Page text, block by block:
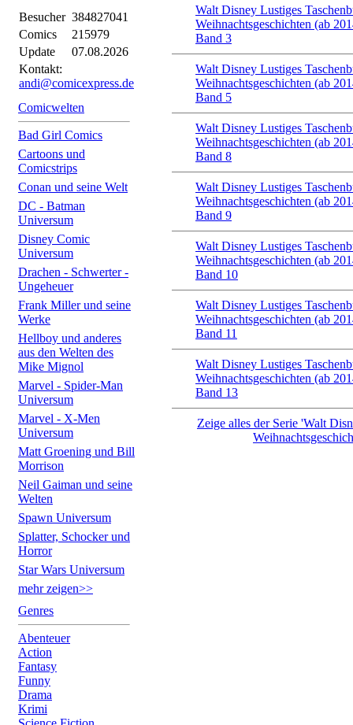
Besucher 384827041
Comics
215979
Update
07.08.2026
Kontakt:
andi@comicexpress.de
Comicwelten
Bad Girl Comics
Cartoons und
Comicstrips
Conan und seine Welt
DC - Batman
Universum
Disney Comic
Universum
Drachen - Schwerter -
Ungeheuer
Frank Miller und seine
Werke
Hellboy und anderes
aus den Welten des
Mike Mignol
Marvel - Spider-Man
Universum
Marvel - X-Men
Universum
Matt Groening und Bill
Morrison
Neil Gaiman und seine
Welten
Spawn Universum
Splatter, Schocker und
Horror
Star Wars Universum
mehr zeigen>>
Genres
Abenteuer
Action
Fantasy
Funny
Drama
Krimi
Walt Disney Lustiges
Weihnachtsgeschichten (ab
Band 3
Walt Disney Lustiges
Weihnachtsgeschichten (ab
Band 5
Walt Disney Lustiges
Weihnachtsgeschichten (ab
Band 8
Walt Disney Lustiges
Weihnachtsgeschichten (ab
Band 9
Walt Disney Lustiges
Weihnachtsgeschichten (ab
Band 10
Walt Disney Lustiges
Weihnachtsgeschichten (ab
Band 11
Walt Disney Lustiges
Weihnachtsgeschichten (ab
Band 13
Zeige alles der Serie 'Walt